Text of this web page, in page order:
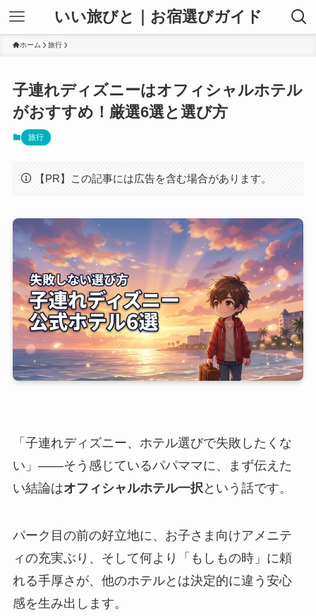
いい旅びと｜お宿選びガイド
ホーム 旅行
子連れディズニーはオフィシャルホテル
がおすすめ！厳選6選と選び方
旅行
【PR】この記事には広告を含む場合があります。
「子連れディズニー、ホテル選びで失敗したくな
い」——そう感じているパパママに、まず伝えた
い結論はオフィシャルホテル一択 という話です。
パーク目の前の好立地に、お子さま向けアメニテ
ィの充実ぶり、そして何より「もしもの時」に頼
れる手厚さが、他のホテルとは決定的に違う安心
感を生み出します。